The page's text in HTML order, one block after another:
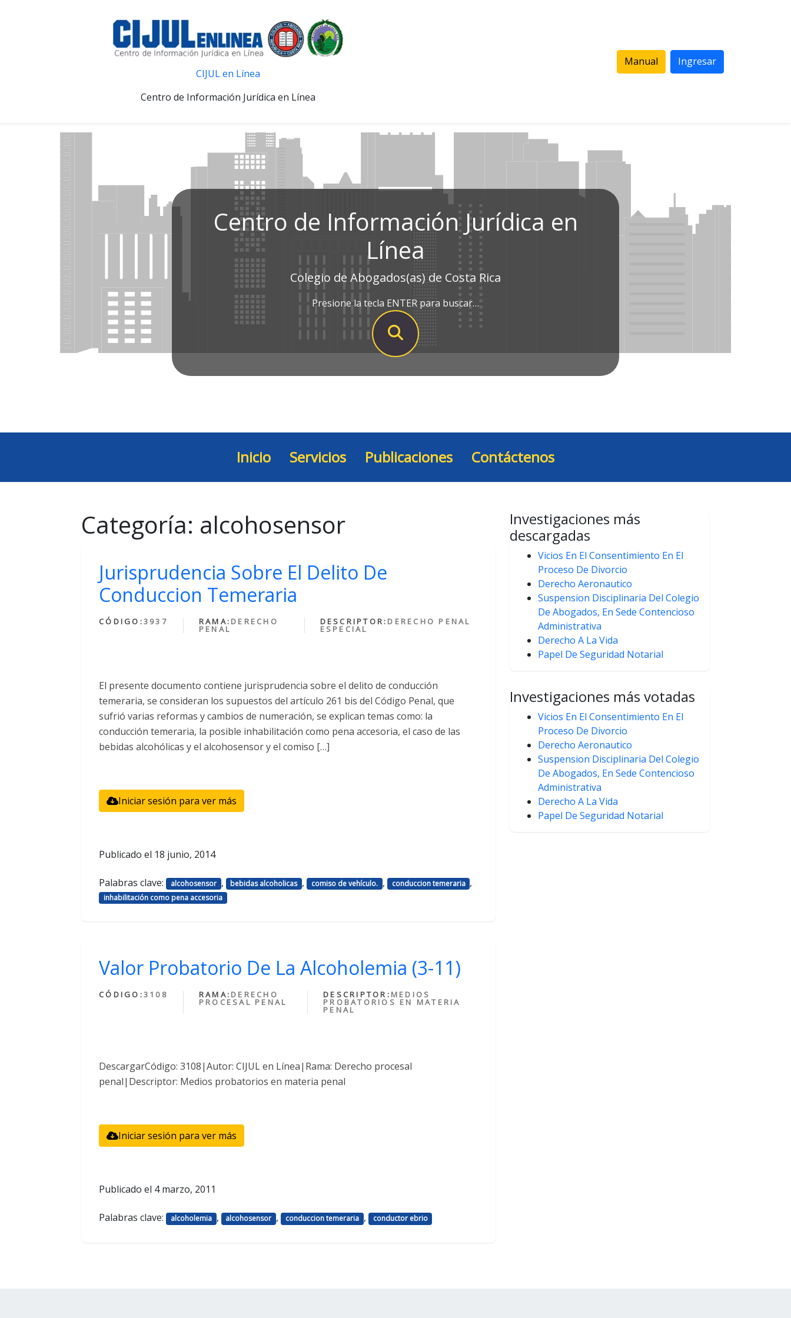
CIJUL en Línea
Centro de Información Jurídica en Línea
Manual Ingresar
Centro de Información Jurídica en
Línea
Colegio de Abogados(as) de Costa Rica
Presione la tecla ENTER para buscar…
Inicio Servicios Publicaciones Contáctenos
Categoría: alcohosensor
Jurisprudencia Sobre El Delito De
Conduccion Temeraria
CÓDIGO:3937 RAMA: DERECHO
PENAL
DESCRIPTOR: DERECHO PENAL
ESPECIAL
El presente documento contiene jurisprudencia sobre el delito de conducción
temeraria, se consideran los supuestos del artículo 261 bis del Código Penal, que
sufrió varias reformas y cambios de numeración, se explican temas como: la
conducción temeraria, la posible inhabilitación como pena accesoria, el caso de las
bebidas alcohólicas y el alcohosensor y el comiso […]
Iniciar sesión para ver más
Publicado el 18 junio, 2014
Palabras clave: alcohosensor , bebidas alcoholicas , comiso de vehículo. , conduccion temeraria ,
inhabilitación como pena accesoria
Valor Probatorio De La Alcoholemia (3-11)
CÓDIGO:3108 RAMA: DERECHO
PROCESAL PENAL
DESCRIPTOR: MEDIOS
PROBATORIOS EN MATERIA
PENAL
DescargarCódigo: 3108|Autor: CIJUL en Línea|Rama: Derecho procesal
penal|Descriptor: Medios probatorios en materia penal
Iniciar sesión para ver más
Publicado el 4 marzo, 2011
Palabras clave: alcoholemia , alcohosensor , conduccion temeraria , conductor ebrio
Investigaciones más
descargadas
Vicios En El Consentimiento En El
Proceso De Divorcio
Derecho Aeronautico
Suspension Disciplinaria Del Colegio
De Abogados, En Sede Contencioso
Administrativa
Derecho A La Vida
Papel De Seguridad Notarial
Investigaciones más votadas
Vicios En El Consentimiento En El
Proceso De Divorcio
Derecho Aeronautico
Suspension Disciplinaria Del Colegio
De Abogados, En Sede Contencioso
Administrativa
Derecho A La Vida
Papel De Seguridad Notarial